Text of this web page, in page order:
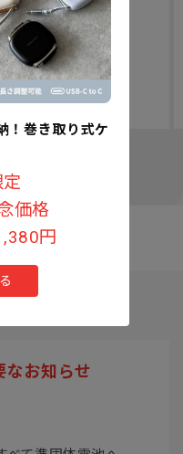
みについて
巻き取り式ケ
価格
円
お知らせ